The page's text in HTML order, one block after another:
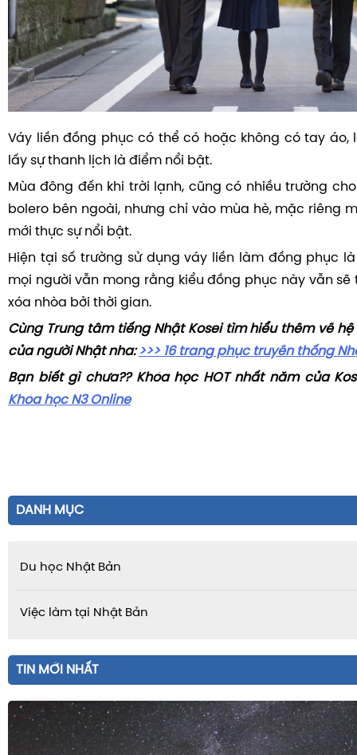
Váy liền đồng phục có thể có hoặc không có tay áo,
lấy sự thanh lịch là điểm nổi bật.
Mùa đông đến khi trời lạnh, cũng có nhiều trường
bolero bên ngoài, nhưng chỉ vào mùa hè, mặc riêng
mới thực sự nổi bật.
Hiện tại số trường sử dụng váy liền làm đồng phục
mọi người vẫn mong rằng kiểu đồng phục này vẫn sẽ
xóa nhòa bởi thời gian.
Cùng Trung tâm tiếng Nhật Kosei tìm hiểu thêm về
của người Nhật nha:>>> 16 trang phục truyền thống
Bạn biết gì chưa?? Khóa học HOT nhất năm của
Khóa học N3 Online
DANH MỤC
Du học Nhật Bản
Việc làm tại Nhật Bản
TIN MỚI NHẤT